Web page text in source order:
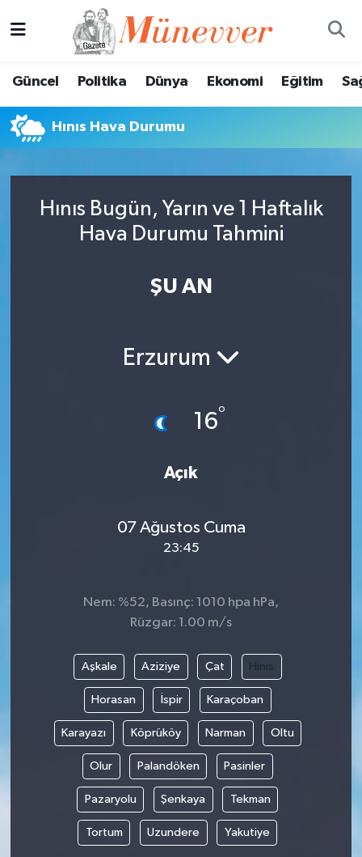
Güncel Politika Dünya Ekonomi Eğitim
Hınıs Hava Durumu
Hınıs Bugün, Yarın ve 1 Haftalık
Hava Durumu Tahmini
ŞU AN
Erzurum
16°
Açık
07 Ağustos Cuma
23:45
Nem: %52, Basınç: 1010 hpa hPa,
Rüzgar: 1.00 m/s
Aşkale Aziziye Çat Hınıs
Horasan İspir Karaçoban
Karayazı Köprüköy Narman Oltu
Olur Palandöken Pasinler
Pazaryolu Şenkaya Tekman
Tortum Uzundere Yakutiye
Eğitim
Tüm Manşetler